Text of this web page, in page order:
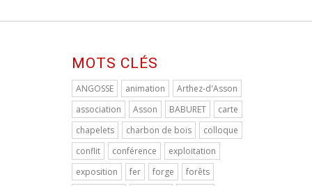
MOTS CLÉS
ANGOSSE animation
Arthez-d'Asson
association
Asson BABURET
carte
chapelets
charbon de bois
colloque
conflit
conférence
exploitation
exposition
fer forge
forêts